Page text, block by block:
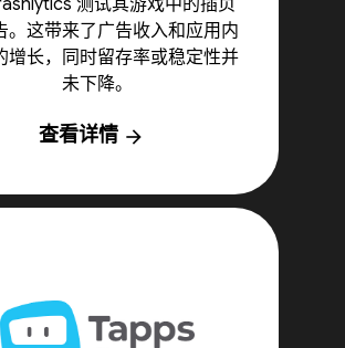
测试其游戏中的插页
。这带来了广告收入和应用内
增长，同时留存率或稳定性并
未下降。
查看详情 arrow_forward